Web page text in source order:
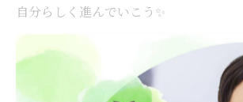
自分らしく進んでいこう✨
--